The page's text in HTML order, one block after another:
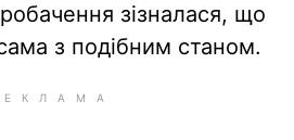
зізналася, що
з подібним станом.